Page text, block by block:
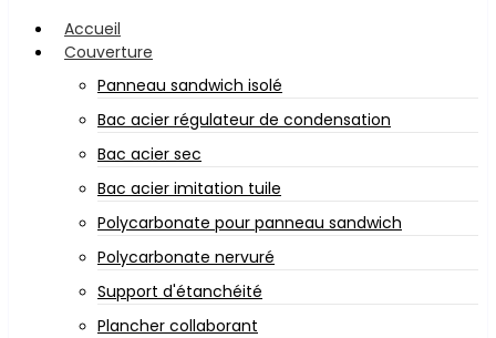
Accueil
Couverture
Panneau sandwich isolé
Bac acier régulateur de condensation
Bac acier sec
Bac acier imitation tuile
Polycarbonate pour panneau sandwich
Polycarbonate nervuré
Support d'étanchéité
Plancher collaborant